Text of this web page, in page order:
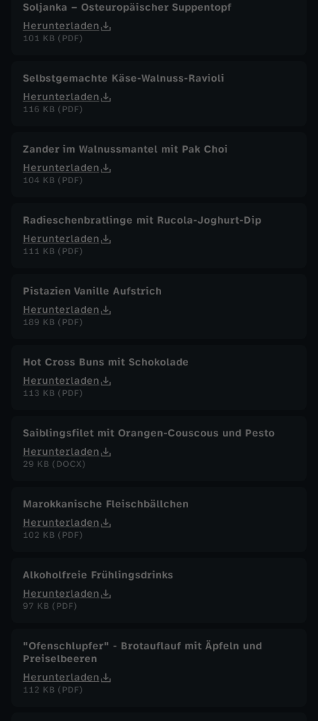
Soljanka – Osteuropäischer Suppentopf
Herunterladen
101 KB (PDF)
Selbstgemachte Käse-Walnuss-Ravioli
Herunterladen
116 KB (PDF)
Zander im Walnussmantel mit Pak Choi
Herunterladen
104 KB (PDF)
Radieschenbratlinge mit Rucola-Joghurt-Dip
Herunterladen
111 KB (PDF)
Pistazien Vanille Aufstrich
Herunterladen
189 KB (PDF)
Hot Cross Buns mit Schokolade
Herunterladen
113 KB (PDF)
Saiblingsfilet mit Orangen-Couscous und Pesto
Herunterladen
29 KB (DOCX)
Marokkanische Fleischbällchen
Herunterladen
102 KB (PDF)
Alkoholfreie Frühlingsdrinks
Herunterladen
97 KB (PDF)
"Ofenschlupfer" - Brotauflauf mit Äpfeln und
Preiselbeeren
Herunterladen
112 KB (PDF)